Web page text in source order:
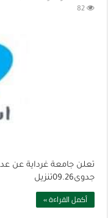
82
تعلن جامعة غرداية عن
جدوى09.26تنزيل
أكمل القراءة »